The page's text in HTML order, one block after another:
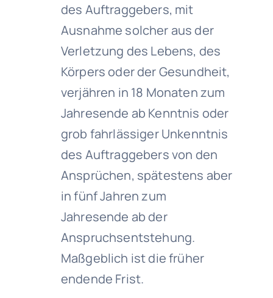
des Auftraggebers, mit
Ausnahme solcher aus der
Verletzung des Lebens, des
Körpers oder der Gesundheit,
verjähren in 18 Monaten zum
Jahresende ab Kenntnis oder
grob fahrlässiger Unkenntnis
des Auftraggebers von den
Ansprüchen, spätestens aber
in fünf Jahren zum
Jahresende ab der
Anspruchsentstehung.
Maßgeblich ist die früher
endende Frist.